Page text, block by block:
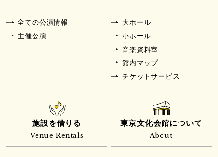
全ての公演情報
主催公演
大ホール
小ホール
音楽資料室
館内マップ
チケットサービス
施設を借りる
Venue Rentals
東京文化会館について
About